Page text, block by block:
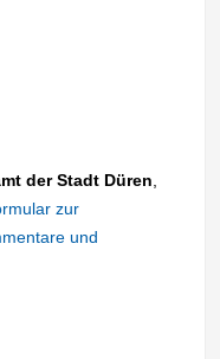
der Stadt Düren
zur
und